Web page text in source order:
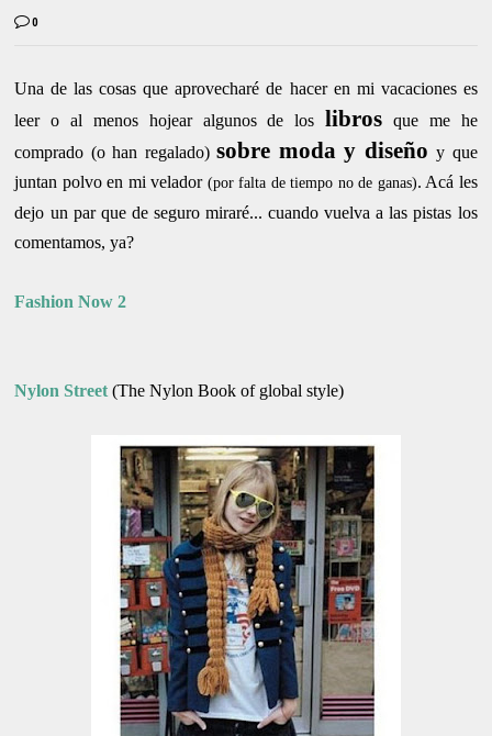
0
Una de las cosas que aprovecharé de hacer en mi vacaciones es
leer o al menos hojear algunos de los libros que me he
comprado (o han regalado)sobre moda y diseñoy que
juntan polvo en mi velador (por falta de tiempo no de ganas). Acá les
dejo un par que de seguro miraré... cuando vuelva a las pistas los
comentamos, ya?
Fashion Now 2
Nylon Street (The Nylon Book of global style)